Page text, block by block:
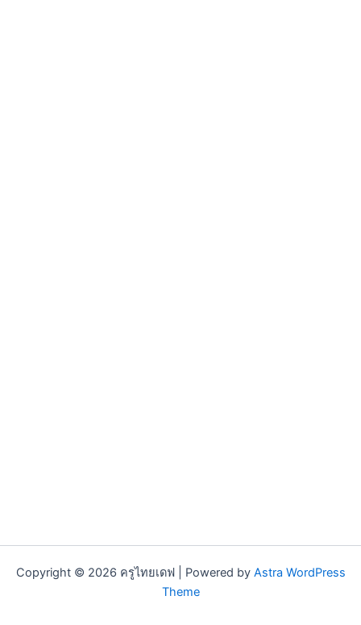
Copyright © 2026 ครูไทยเดฟ | Powered by Astra WordPress
Theme